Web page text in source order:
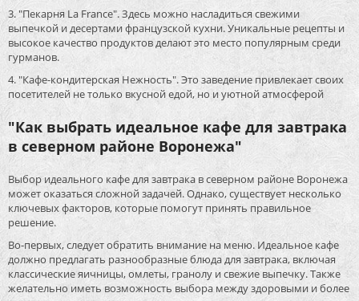
3. "Пекарня La France". Здесь можно насладиться свежими
выпечкой и десертами французской кухни. Уникальные рецепты и
высокое качество продуктов делают это место популярным среди
гурманов.
4. "Кафе-кондитерская Нежность". Это заведение привлекает своих
посетителей не только вкусной едой, но и уютной атмосферой
"Как выбрать идеальное кафе для завтрака
в северном районе Воронежа"
Выбор идеального кафе для завтрака в северном районе Воронежа
может оказаться сложной задачей. Однако, существует несколько
ключевых факторов, которые помогут принять правильное
решение.
Во-первых, следует обратить внимание на меню. Идеальное кафе
должно предлагать разнообразные блюда для завтрака, включая
классические яичницы, омлеты, гранолу и свежие выпечку. Также
желательно иметь возможность выбора между здоровыми и более